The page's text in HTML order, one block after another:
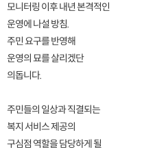
모니터링 이후 내년 본격적인
운영에 나설 방침.
주민 요구를 반영해
운영의 묘를 살리겠단
의돕니다.
주민들의 일상과 직결되는
복지 서비스 제공의
구심점 역할을 담당하게 될